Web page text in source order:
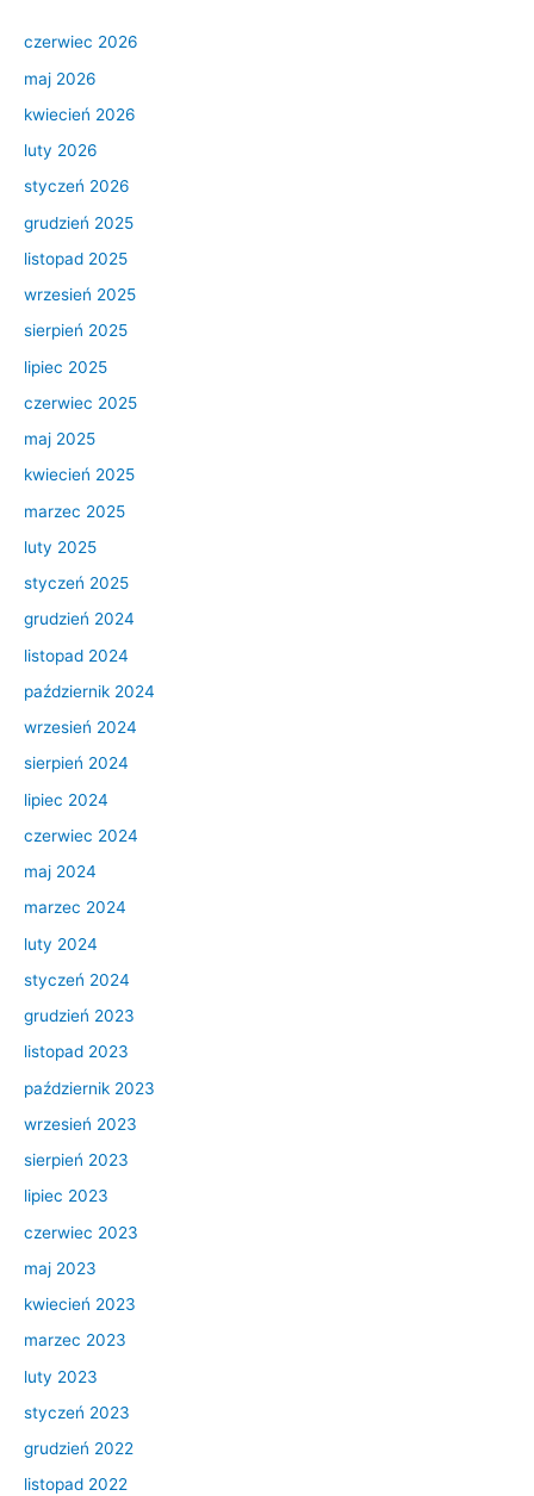
czerwiec 2026
maj 2026
kwiecień 2026
luty 2026
styczeń 2026
grudzień 2025
listopad 2025
wrzesień 2025
sierpień 2025
lipiec 2025
czerwiec 2025
maj 2025
kwiecień 2025
marzec 2025
luty 2025
styczeń 2025
grudzień 2024
listopad 2024
październik 2024
wrzesień 2024
sierpień 2024
lipiec 2024
czerwiec 2024
maj 2024
marzec 2024
luty 2024
styczeń 2024
grudzień 2023
listopad 2023
październik 2023
wrzesień 2023
sierpień 2023
lipiec 2023
czerwiec 2023
maj 2023
kwiecień 2023
marzec 2023
luty 2023
styczeń 2023
grudzień 2022
listopad 2022